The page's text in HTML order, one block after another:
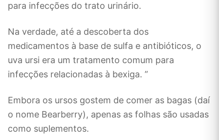
para infecções do trato urinário.
Na verdade, até a descoberta dos
medicamentos à base de sulfa e antibióticos, o
uva ursi era um tratamento comum para
infecções relacionadas à bexiga. ”
Embora os ursos gostem de comer as bagas (daí
o nome Bearberry), apenas as folhas são usadas
como suplementos.